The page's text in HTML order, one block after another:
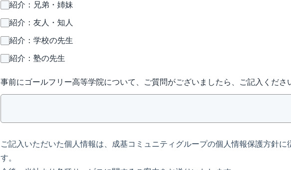
紹介：兄弟・姉妹
紹介：友人・知人
紹介：学校の先生
紹介：塾の先生
事前にゴールフリー高等学院について、ご質問がございましたら、ご記入くださ
ご記入いただいた個人情報は、成基コミュニティグループの個人情報保護方針に
す。